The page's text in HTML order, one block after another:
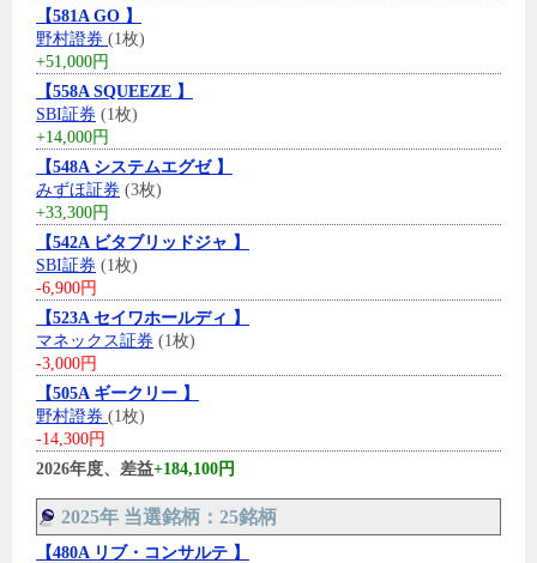
【581A GO 】
野村證券 (1枚)
+51,000円
【558A SQUEEZE 】
SBI証券 (1枚)
+14,000円
【548A システムエグゼ 】
みずほ証券 (3枚)
+33,300円
【542A ビタブリッドジャ 】
SBI証券 (1枚)
-6,900円
【523A セイワホールディ 】
マネックス証券 (1枚)
-3,000円
【505A ギークリー 】
野村證券 (1枚)
-14,300円
2026年度、差益+184,100円
2025年 当選銘柄：25銘柄
【480A リブ・コンサルテ 】